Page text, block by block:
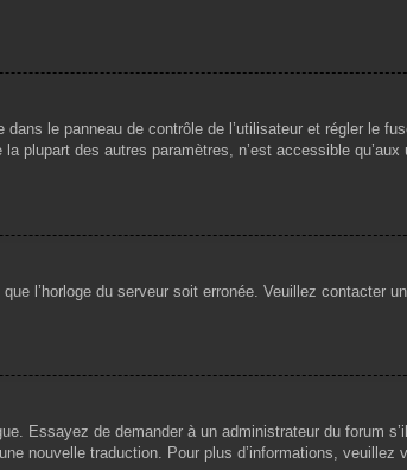
le panneau de contrôle de l’utilisateur et régler le
plupart des autres paramètres, n’est accessible
l’horloge du serveur soit erronée. Veuillez contacter
Essayez de demander à un administrateur du forum
nouvelle traduction. Pour plus d’informations, veuillez